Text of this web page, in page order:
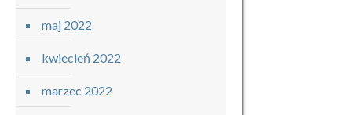
maj 2022
kwiecień 2022
marzec 2022